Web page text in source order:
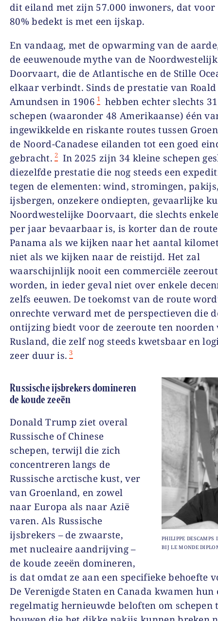
dit eiland met zijn 57.000 inwoners, dat voor
80% bedekt is met een ijskap.
En vandaag, met de opwarming van de
de eeuwenoude mythe van de
Doorvaart, die de Atlantische en de Stille
elkaar verbindt. Sinds de prestatie van Roald
Amundsen in 1906 1 hebben echter slechts
schepen (waaronder 48 Amerikaanse) één
ingewikkelde en riskante routes tussen
de Noord-Canadese eilanden tot een goed
gebracht. 2 In 2025 zijn 34 kleine schepen
diezelfde prestatie die nog steeds een
tegen de elementen: wind, stromingen,
ijsbergen, onzekere ondiepten, gevaarlijke
Noordwestelijke Doorvaart, die slechts
per jaar bevaarbaar is, is korter dan de
Panama als we kijken naar het aantal
niet als we kijken naar de reistijd. Het zal
waarschijnlijk nooit een commerciële
worden, in ieder geval niet over enkele
zelfs eeuwen. De toekomst van de route
onrechte verward met de perspectieven die
ontijzing biedt voor de zeeroute ten noorden
Rusland, die zelf nog steeds kwetsbaar en
zeer duur is. 3
PHILIPPE DESCAMPS
BIJ LE MONDE
Russische ijsbrekers domineren
de koude zeeën
Donald Trump ziet overal
Russische of Chinese
schepen, terwijl die zich
concentreren langs de
Russische arctische kust, ver
van Groenland, en zowel
naar Europa als naar Azië
varen. Als Russische
ijsbrekers – de zwaarste,
met nucleaire aandrijving –
de koude zeeën domineren,
is dat omdat ze aan een specifieke behoefte
De Verenigde Staten en Canada kwamen hun
regelmatig hernieuwde beloften om schepen